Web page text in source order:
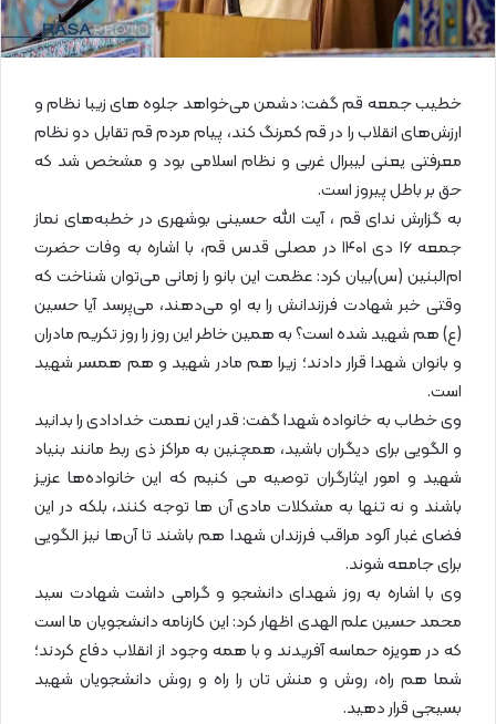
خطیب جمعه قم گفت: دشمن می‌خواهد جلوه های زیبا نظام و
ارزش‌های انقلاب را در قم کمرنگ کند، پیام مردم قم تقابل دو نظام
معرفتی یعنی لیبرال غربی و نظام اسلامی بود و مشخص شد که
حق بر باطل پیروز است.
به گزارش ندای قم ، آیت الله حسینی بوشهری در خطبه‌های نماز
جمعه ۱۶ دی ۱۴۰۱ در مصلی قدس قم، با اشاره به وفات حضرت
ام‌البنین (س)بیان کرد: عظمت این بانو را زمانی می‌توان شناخت که
وقتی خبر شهادت فرزندانش را به او می‌دهند، می‌پرسد آیا حسین
(ع) هم شهید شده است؟ به همین خاطر این روز را روز تکریم مادران
و بانوان شهدا قرار دادند؛ زیرا هم مادر شهید و هم همسر شهید
است.
وی خطاب به خانواده شهدا گفت: قدر این نعمت خدادادی را بدانید
و الگویی برای دیگران باشید، همچنین به مراکز ذی ربط مانند بنیاد
شهید و امور ایثارگران توصیه می کنیم که این خانواده‌ها عزیز
باشند و نه تنها به مشکلات مادی آن ها توجه کنند، بلکه در این
فضای غبار آلود مراقب فرزندان شهدا هم باشند تا آن‌ها نیز الگویی
برای جامعه شوند.
وی با اشاره به روز شهدای دانشجو و گرامی داشت شهادت سید
محمد حسین علم الهدی اظهار کرد: این کارنامه دانشجویان ما است
که در هویزه حماسه آفریدند و با همه وجود از انقلاب دفاع کردند؛
شما هم راه، روش و منش تان را راه و روش دانشجویان شهید
بسیجی قرار دهید.